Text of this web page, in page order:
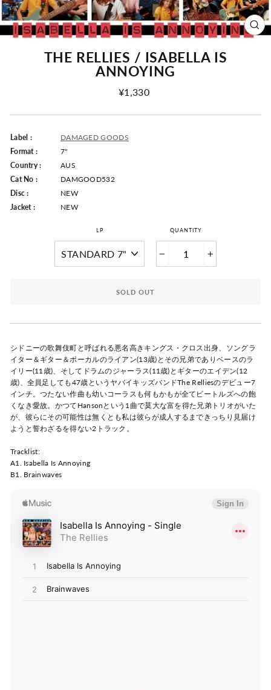
THE RELLIES / ISABELLA IS
ANNOYING
Regular
¥1,330
Label :
DAMAGED GOODS
Format :
7"
Country :
AUS
Cat No :
DAMGOOD532
Disc :
NEW
Jacket :
NEW
LP QUANTITY
+
SOLD OUT
シドニーの歌舞伎町と呼ばれる悪名高きキングス・クロス出身、ソングラ
イター＆ギター＆ボーカルのライアン(13歳)とその兄弟でありベースのラ
イリー(11歳)、そしてドラムのジャーラス(11歳)とギターのエイデン(12
歳)、全員足しても47歳というヤバイキッズバンドThe Relliesのデビュー7
インチ。つたない作曲も幼いコーラスも何もかもが全てビートルズへの飽
くなき愛故。かつてHansonという1曲で莫大な富を得た兄弟トリオがいた
が、彼らにその可能性は無くとも私は彼らが成人するまできっちり見届け
ようと誓わざるを得ない2トラック。
Tracklist:
A1. Isabella Is Annoying
B1. Brainwaves